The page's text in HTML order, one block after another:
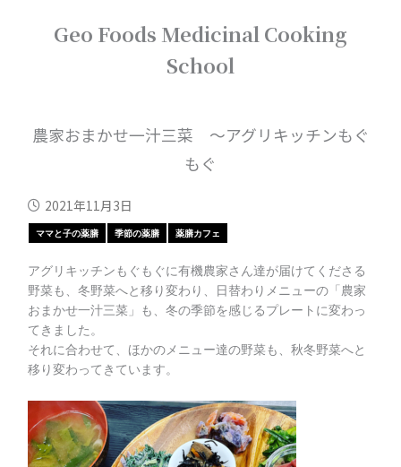
Geo Foods Medicinal Cooking
School
農家おまかせ一汁三菜 ～アグリキッチンもぐ
もぐ
2021年11月3日
ママと子の薬膳 季節の薬膳 薬膳カフェ
アグリキッチンもぐもぐに有機農家さん達が届けてくださる
野菜も、冬野菜へと移り変わり、日替わりメニューの「農家
おまかせ一汁三菜」も、冬の季節を感じるプレートに変わっ
てきました。
それに合わせて、ほかのメニュー達の野菜も、秋冬野菜へと
移り変わってきています。